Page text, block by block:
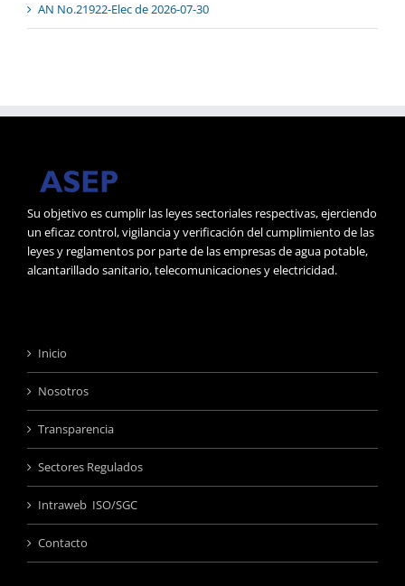
AN No.21922-Elec de 2026-07-30
Su objetivo es cumplir las leyes sectoriales respectivas, ejerciendo
un eficaz control, vigilancia y verificación del cumplimiento de las
leyes y reglamentos por parte de las empresas de agua potable,
alcantarillado sanitario, telecomunicaciones y electricidad.
Inicio
Nosotros
Transparencia
Sectores Regulados
Intraweb ISO/SGC
Contacto